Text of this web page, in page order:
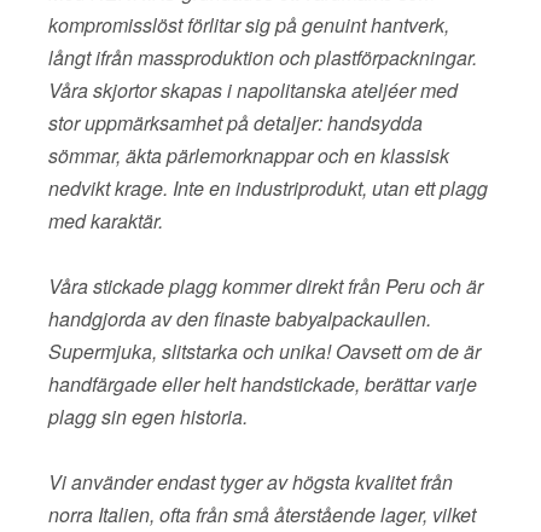
kompromisslöst förlitar sig på genuint hantverk,
långt ifrån massproduktion och plastförpackningar.
Våra skjortor skapas i napolitanska ateljéer med
stor uppmärksamhet på detaljer: handsydda
sömmar, äkta pärlemorknappar och en klassisk
nedvikt krage. Inte en industriprodukt, utan ett plagg
med karaktär.
Våra stickade plagg kommer direkt från Peru och är
handgjorda av den finaste babyalpackaullen.
Supermjuka, slitstarka och unika! Oavsett om de är
handfärgade eller helt handstickade, berättar varje
plagg sin egen historia.
Vi använder endast tyger av högsta kvalitet från
norra Italien, ofta från små återstående lager, vilket